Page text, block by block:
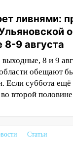
прибор
ПЦР
могут
за
фитнес-
области
ливнями:
9 августа
8 и 9
обещают
Если суббота ещё
второй
Статьи